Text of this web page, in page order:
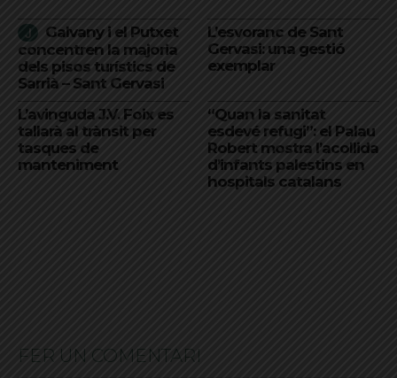
Galvany i el Putxet
concentren la majoria
dels pisos turístics de
Sarrià – Sant Gervasi
L’esvoranc de Sant
Gervasi: una gestió
exemplar
L’avinguda J.V. Foix es
tallarà al trànsit per
tasques de
manteniment
“Quan la sanitat
esdevé refugi”: el Palau
Robert mostra l’acollida
d’infants palestins en
hospitals catalans
FER UN COMENTARI